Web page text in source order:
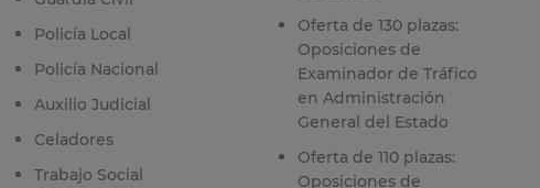
Policía Local
Policía Nacional
Auxilio Judicial
Celadores
Trabajo Social
Oferta de 130 plazas:
Oposiciones de
Examinador de Tráfico
en Administración
General del Estado
Oferta de 110 plazas:
Oposiciones de